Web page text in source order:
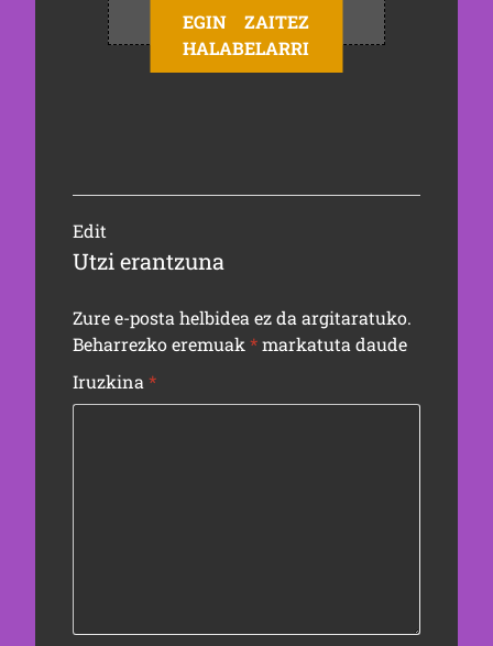
EGIN ZAITEZ
HALABELARRI
Edit
Utzi erantzuna
Zure e-posta helbidea ez da argitaratuko.
Beharrezko eremuak *markatuta daude
Iruzkina *